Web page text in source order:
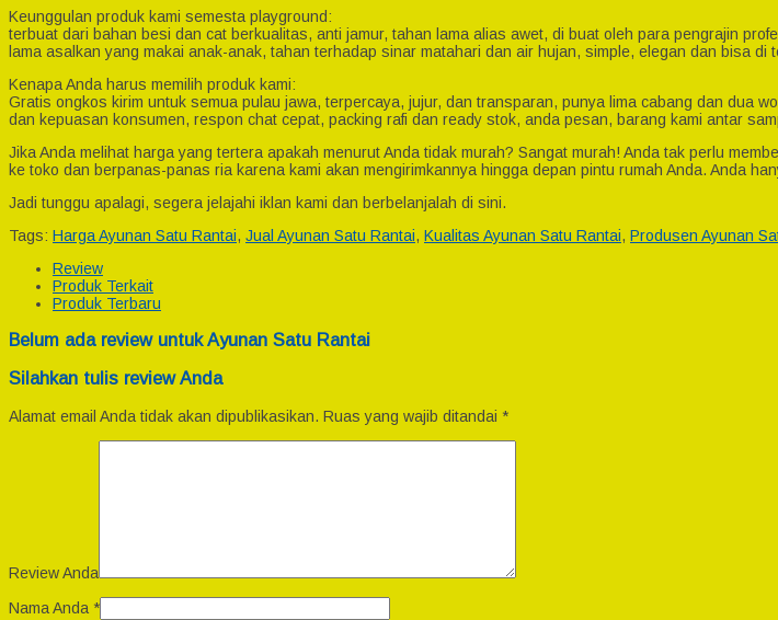
Keunggulan produk kami semesta playground:
terbuat dari bahan besi dan cat berkualitas, anti jamur, tahan lama alias awet, di buat oleh para pengrajin
lama asalkan yang makai anak-anak, tahan terhadap sinar matahari dan air hujan, simple, elegan dan bisa di
Kenapa Anda harus memilih produk kami:
Gratis ongkos kirim untuk semua pulau jawa, terpercaya, jujur, dan transparan, punya lima cabang dan dua
dan kepuasan konsumen, respon chat cepat, packing rafi dan ready stok, anda pesan, barang kami antar
Jika Anda melihat harga yang tertera apakah menurut Anda tidak murah? Sangat murah! Anda tak perlu
ke toko dan berpanas-panas ria karena kami akan mengirimkannya hingga depan pintu rumah Anda. Anda
Jadi tunggu apalagi, segera jelajahi iklan kami dan berbelanjalah di sini.
Tags: Harga Ayunan Satu Rantai, Jual Ayunan Satu Rantai, Kualitas Ayunan Satu Rantai, Produsen Ayunan
Review
Produk Terkait
Produk Terbaru
Belum ada review untuk Ayunan Satu Rantai
Silahkan tulis review Anda
Alamat email Anda tidak akan dipublikasikan. Ruas yang wajib ditandai *
Review Anda
Nama Anda *